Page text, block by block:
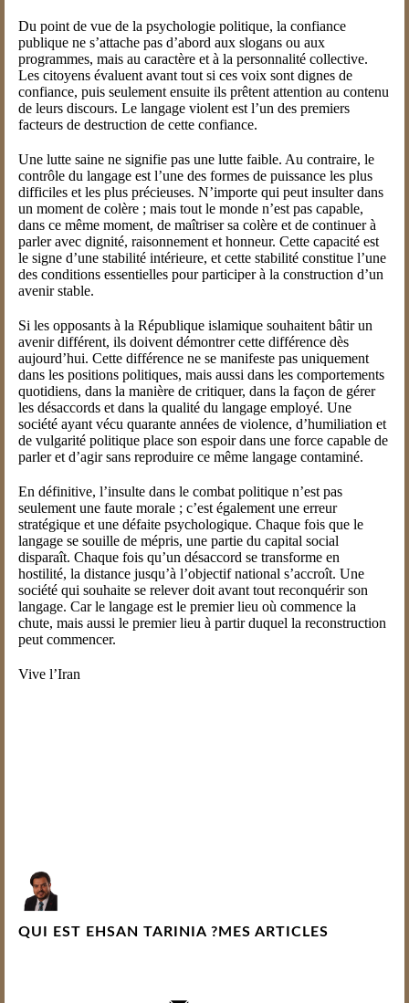
Du point de vue de la psychologie politique, la confiance
publique ne s’attache pas d’abord aux slogans ou aux
programmes, mais au caractère et à la personnalité collective.
Les citoyens évaluent avant tout si ces voix sont dignes de
confiance, puis seulement ensuite ils prêtent attention au contenu
de leurs discours. Le langage violent est l’un des premiers
facteurs de destruction de cette confiance.
Une lutte saine ne signifie pas une lutte faible. Au contraire, le
contrôle du langage est l’une des formes de puissance les plus
difficiles et les plus précieuses. N’importe qui peut insulter dans
un moment de colère ; mais tout le monde n’est pas capable,
dans ce même moment, de maîtriser sa colère et de continuer à
parler avec dignité, raisonnement et honneur. Cette capacité est
le signe d’une stabilité intérieure, et cette stabilité constitue l’une
des conditions essentielles pour participer à la construction d’un
avenir stable.
Si les opposants à la République islamique souhaitent bâtir un
avenir différent, ils doivent démontrer cette différence dès
aujourd’hui. Cette différence ne se manifeste pas uniquement
dans les positions politiques, mais aussi dans les comportements
quotidiens, dans la manière de critiquer, dans la façon de gérer
les désaccords et dans la qualité du langage employé. Une
société ayant vécu quarante années de violence, d’humiliation et
de vulgarité politique place son espoir dans une force capable de
parler et d’agir sans reproduire ce même langage contaminé.
En définitive, l’insulte dans le combat politique n’est pas
seulement une faute morale ; c’est également une erreur
stratégique et une défaite psychologique. Chaque fois que le
langage se souille de mépris, une partie du capital social
disparaît. Chaque fois qu’un désaccord se transforme en
hostilité, la distance jusqu’à l’objectif national s’accroît. Une
société qui souhaite se relever doit avant tout reconquérir son
langage. Car le langage est le premier lieu où commence la
chute, mais aussi le premier lieu à partir duquel la reconstruction
peut commencer.
Vive l’Iran
QUI EST EHSAN TARINIA ?MES ARTICLES